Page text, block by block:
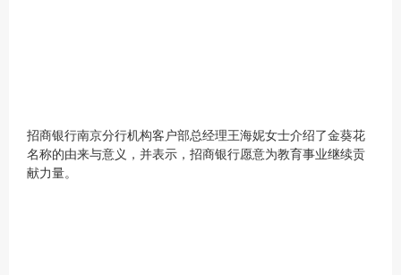
招商银行南京分行机构客户部总经理王海妮女士介绍了金葵花
名称的由来与意义，并表示，招商银行愿意为教育事业继续贡
献力量。